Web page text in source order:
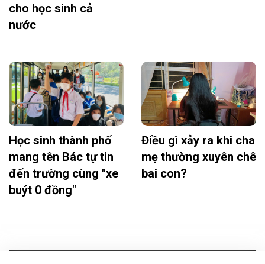
cho học sinh cả
nước
Học sinh thành phố
mang tên Bác tự tin
đến trường cùng "xe
buýt 0 đồng"
Điều gì xảy ra khi cha
mẹ thường xuyên chê
bai con?